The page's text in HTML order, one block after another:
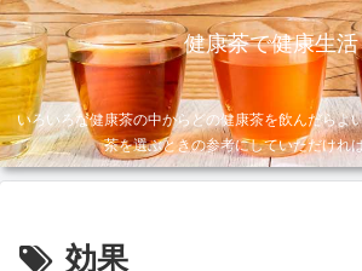
健康茶で健康生活
いろいろな健康茶の中からどの健康茶を飲んだらよ
茶を選ぶときの参考にしていただけれ
効果